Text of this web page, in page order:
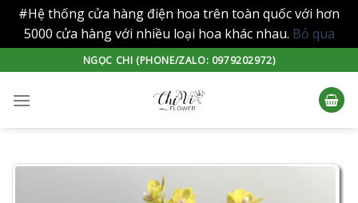
#Hệ thống cửa hàng điện hoa trên toàn quốc với hơn
5000 cửa hàng với nhiều loại hoa khác nhau. Bỏ qua
to
content
NGỌC CHI (PHONE/ZALO: 0979202972)